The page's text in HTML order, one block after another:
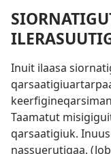
Inuit ilaasa
Taamatut
qarsaatigiuk.
nas­suerutigaa. (